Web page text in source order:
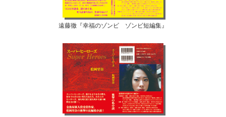
遠藤徹『幸福のゾンビ ゾンビ短編集』